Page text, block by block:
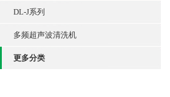
DL-J系列
多频超声波清洗机
更多分类